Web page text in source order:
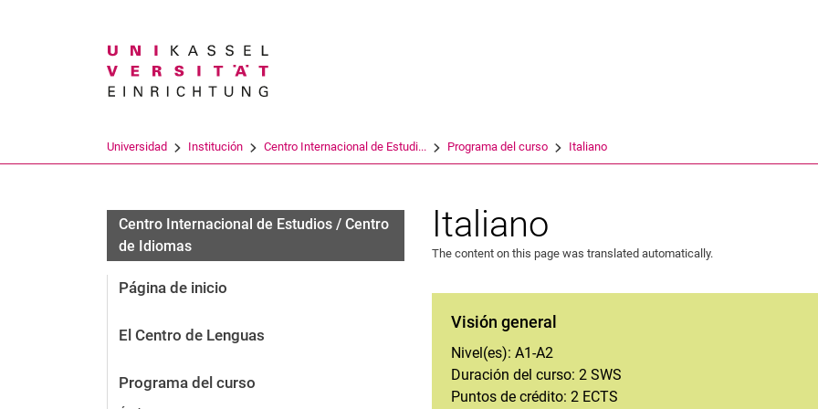
Universidad Institución Centro Internacional de Estudi... Programa del curso Italiano
Centro Internacional de Estudios / Centro
de Idiomas
Página de inicio
El Centro de Lenguas
Programa del curso
Italiano
The content on this page was translated automatically.
Visión general
Nivel(es): A1-A2
Duración del curso: 2 SWS
Puntos de crédito: 2 ECTS